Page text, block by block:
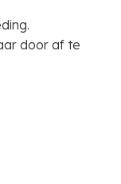
door af te